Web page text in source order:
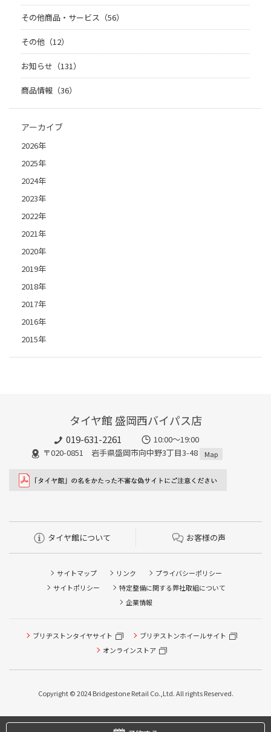
その他商品・サービス（56）
その他（12）
お知らせ（131）
商品情報（36）
アーカイブ
2026年
2025年
2024年
2023年
2022年
2021年
2020年
2019年
2018年
2017年
2016年
2015年
タイヤ館 盛岡西バイパス店
019-631-2261
10:00～19:00
〒020-0851 岩手県盛岡市向中野3丁目3-48
Map
タイヤ館について お客様の声
サイトマップ リンク
プライバシーポリシー
サイトポリシー
特定整備に関する弊社取組について
企業情報
ブリヂストンタイヤサイト
ブリヂストンホイールサイト
オンラインストア
Copyright © 2024 Bridgestone Retail Co.,Ltd. All rights Reserved.
ピット作業の予約